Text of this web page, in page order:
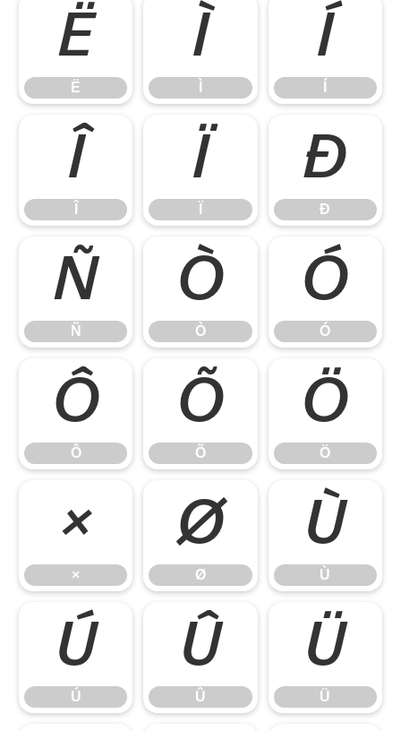
Ë
Ë
Ì Í
Î Ï Ð
Ð
Ñ
Ñ
Ò
Ò
Ó
Ó
Ô
Ô
Õ
Õ
Ö
Ö
×
×
Ø
Ø
Ù
Ù
Ú
Ú
Û
Û
Ü
Ü